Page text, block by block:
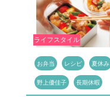
ライフスタイル
お弁当 レシピ 夏休み
野上優佳子 長期休暇